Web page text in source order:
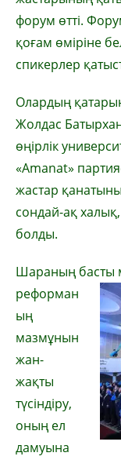
форум өтті.
қоғам өміріне
спикерлер
Олардың
Жолдас
өңірлік
«Amanat»
жастар
сондай-ақ
болды.
Шараның басты
реформан
ың
мазмұнын
жан-
жақты
түсіндіру,
оның ел
дамуына